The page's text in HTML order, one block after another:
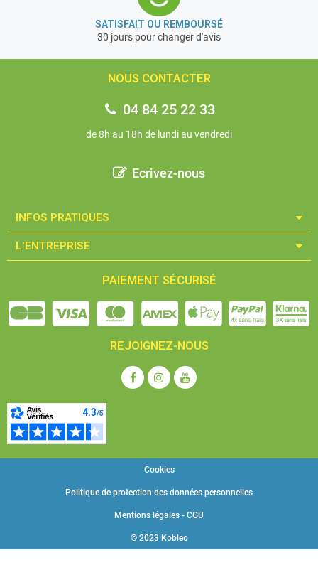
SATISFAIT OU REMBOURSÉ
30 jours pour changer d'avis
NOUS CONTACTER
04 84 25 22 33
de 8h au 18h de lundi au vendredi
Ecrivez-nous
INFOS PRATIQUES​
L'ENTREPRISE​
PAIEMENT SÉCURISÉ
REJOIGNEZ-NOUS
© 2023 Kobleo
Mentions légales - CGU
Politique de protection des données personnelles
Cookies